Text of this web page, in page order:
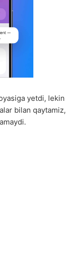
yetdi, lekin
bilan qaytamiz,